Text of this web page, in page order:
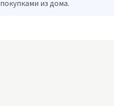
покупками из дома.